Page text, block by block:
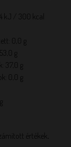
kJ / 300 kcal
0,0 g
g
37,0 g
0,0 g
értékek